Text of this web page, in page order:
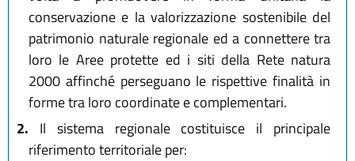
conservazione e la valorizzazione sostenibile del
patrimonio naturale regionale ed a connettere tra
loro le Aree protette ed i siti della Rete natura
2000 affinché perseguano le rispettive finalità in
forme tra loro coordinate e complementari.
2. Il sistema regionale costituisce il principale
riferimento territoriale per: